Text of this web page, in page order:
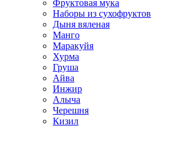
Фруктовая мука
Наборы из сухофруктов
Дыня вяленая
Манго
Маракуйя
Хурма
Груша
Айва
Инжир
Алыча
Черешня
Кизил